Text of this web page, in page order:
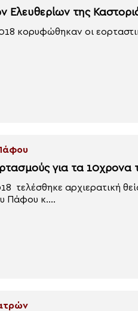
Ελευθερίων της
κορυφώθηκαν οι
για τα 10χρονα
τελέσθηκε αρχιερατική
Πάφου κ....